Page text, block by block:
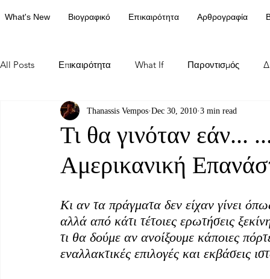
What's New Βιογραφικό Επικαιρότητα Αρθρογραφία
All Posts Επικαιρότητα What If Παροντισμός
Τι θα γινόταν εάν...
Αμερικανική
Thanassis Vempos Dec 30, 2010 3 min read
Κι αν τα πράγματα δεν είχαν γίνει
αλλά από κάτι τέτοιες ερωτήσεις
τι θα δούμε αν ανοίξουμε κάποιες
εναλλακτικές επιλογές και εκβάσεις